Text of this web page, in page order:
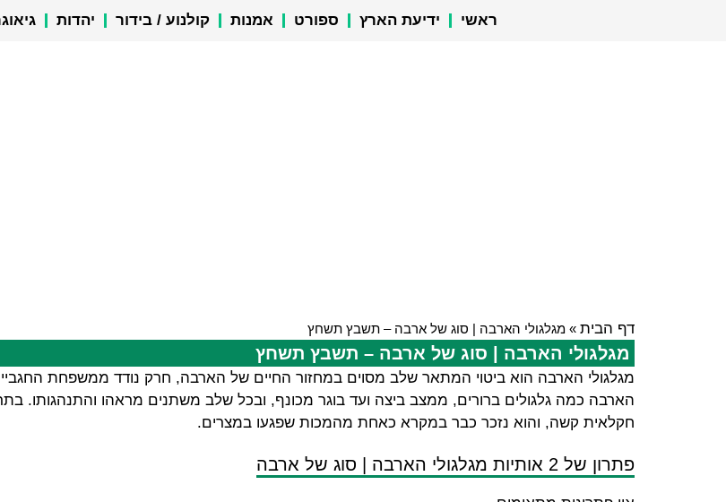
ראשי ידיעת הארץ ספורט אמנות קולנוע / בידור יהדות
דף הבית » מגלגולי הארבה | סוג של ארבה – תשבץ תשחץ
מגלגולי הארבה | סוג של ארבה – תשבץ תשחץ
מגלגולי הארבה הוא ביטוי המתאר שלב מסוים במחזור החיים של הארבה, חרק נודד ממשפחת
הארבה כמה גלגולים ברורים, ממצב ביצה ועד בוגר מכונף, ובכל שלב משתנים מראהו והתנהגותו.
חקלאית קשה, והוא נזכר כבר במקרא כאחת מהמכות שפגעו במצרים.
פתרון של 2 אותיות מגלגולי הארבה | סוג של ארבה